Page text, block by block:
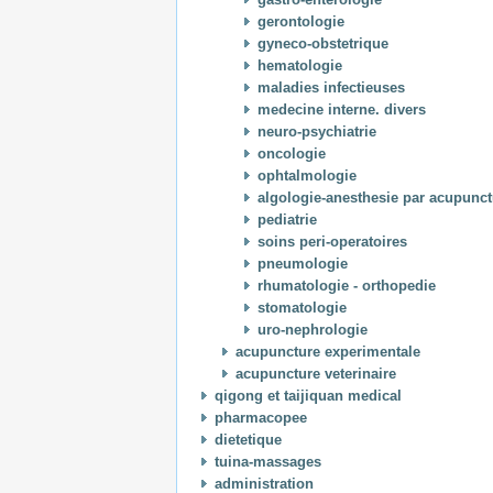
gerontologie
gyneco-obstetrique
hematologie
maladies infectieuses
medecine interne. divers
neuro-psychiatrie
oncologie
ophtalmologie
algologie-anesthesie par
pediatrie
soins peri-operatoires
pneumologie
rhumatologie - orthopedie
stomatologie
uro-nephrologie
acupuncture experimentale
acupuncture veterinaire
qigong et taijiquan medical
pharmacopee
dietetique
tuina-massages
administration